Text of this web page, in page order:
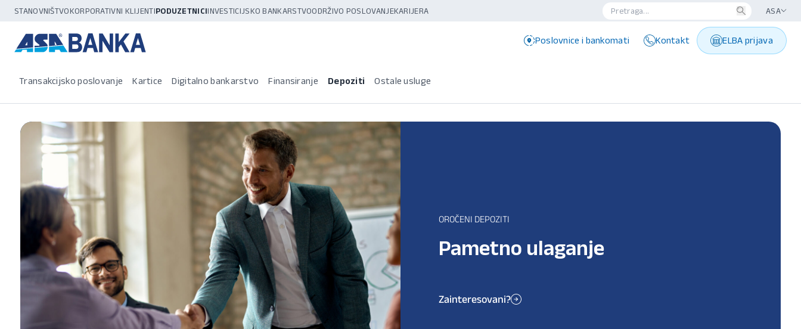
STANOVNIŠTVOKORPORATIVNI KLIJENTIPODUZETNICIINVESTICIJSKO BANKARSTVOODRŽIVO POSLOVANJEKARIJERA ASA
Poslovnice i bankomati Kontakt ELBA prijava
Transakcijsko poslovanje Kartice Digitalno bankarstvo Finansiranje Depoziti Ostale usluge
OROČENI DEPOZITI
Pametno ulaganje
Zainteresovani?